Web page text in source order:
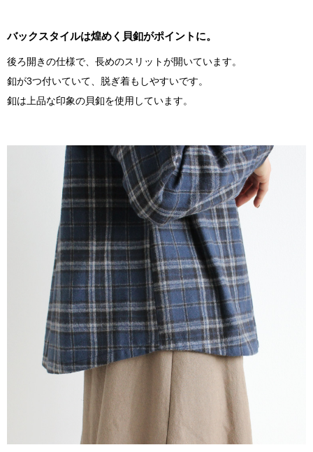
バックスタイルは煌めく貝釦がポイントに。
後ろ開きの仕様で、長めのスリットが開いています。
釦が3つ付いていて、脱ぎ着もしやすいです。
釦は上品な印象の貝釦を使用しています。